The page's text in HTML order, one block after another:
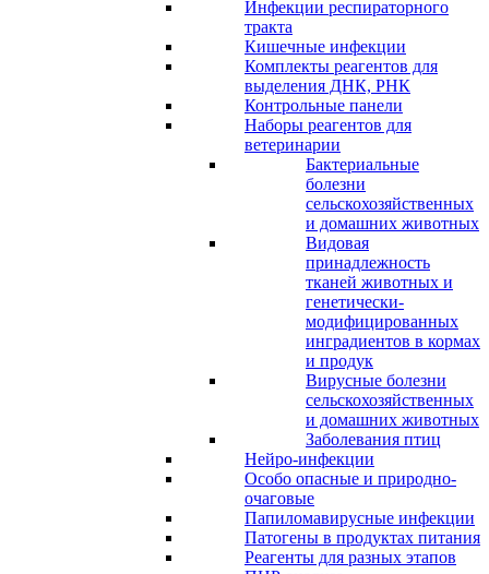
Инфекции респираторного
тракта
Кишечные инфекции
Комплекты реагентов для
выделения ДНК, РНК
Контрольные панели
Наборы реагентов для
ветеринарии
Бактериальные
болезни
сельскохозяйственных
и домашних животных
Видовая
принадлежность
тканей животных и
генетически-
модифицированных
инградиентов в кормах
и продук
Вирусные болезни
сельскохозяйственных
и домашних животных
Заболевания птиц
Нейро-инфекции
Особо опасные и природно-
очаговые
Папиломавирусные инфекции
Патогены в продуктах питания
Реагенты для разных этапов